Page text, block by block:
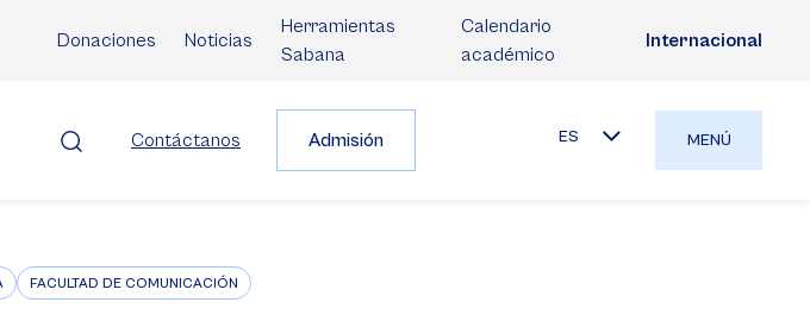
Donaciones Noticias
Herramientas
Sabana
Calendario
académico
Internacional
Contáctanos Admisión ES MENÚ
FACULTAD DE COMUNICACIÓN